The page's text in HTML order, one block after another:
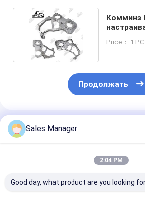
Комминз
Price： 1
Продолжать
Порекомендованные Продукты
Sales Manager
2:04 PM
Good day, what product are you looking